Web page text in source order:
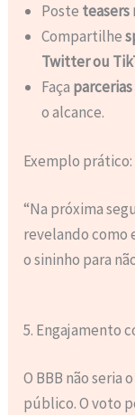
Poste teasers
Compartilhe
Twitter ou
Faça
o alcance.
Exemplo prático:
“Na próxima
revelando como
o sininho para
5. Engajamento
O BBB não seria
público. O voto